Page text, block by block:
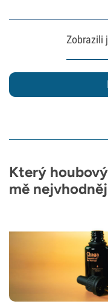
Zobrazili
Který
mě